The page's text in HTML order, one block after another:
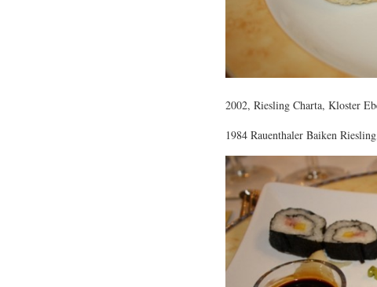
2002, Riesling Charta, Kloster
1984 Rauenthaler Baiken